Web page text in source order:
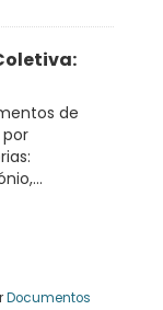
de
Documentos